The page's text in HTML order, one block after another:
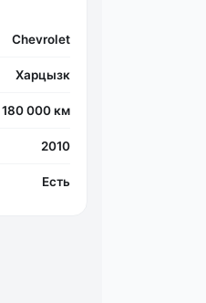
Chevrolet
Харцызк
180 000 км
2010
Есть